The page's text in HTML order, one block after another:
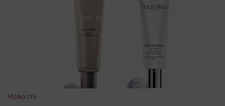
Новость